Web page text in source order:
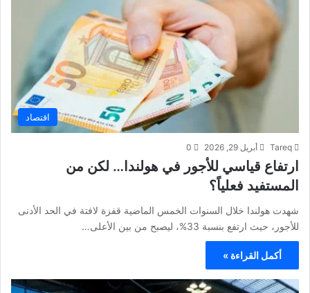
اقتصاد
Tareq أبريل 29, 2026 0
ارتفاع قياسي للأجور في هولندا… لكن من
المستفيد فعلياً؟
شهدت هولندا خلال السنوات الخمس الماضية قفزة لافتة في الحد الأدنى
للأجور، حيث ارتفع بنسبة 33%، ليصبح من بين الأعلى…
أكمل القراءة »